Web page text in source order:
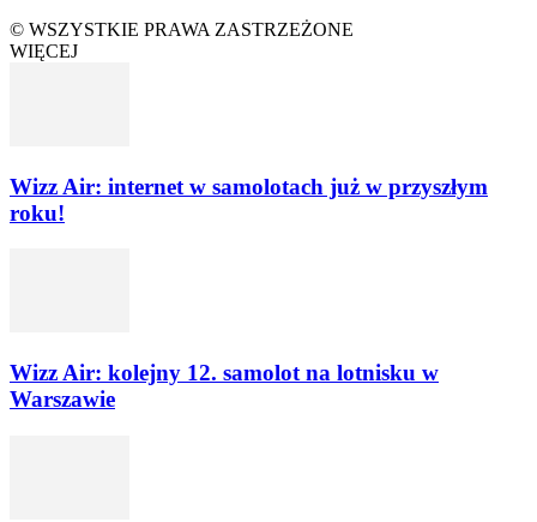
© WSZYSTKIE PRAWA ZASTRZEŻONE
WIĘCEJ
Wizz Air: internet w samolotach już w przyszłym
roku!
Wizz Air: kolejny 12. samolot na lotnisku w
Warszawie